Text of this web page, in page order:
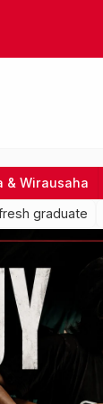
& Wirausaha
graduate